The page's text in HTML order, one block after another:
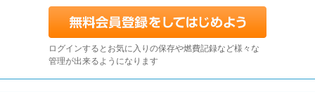
ログインするとお気に入りの保存や燃費記録など様々な
管理が出来るようになります